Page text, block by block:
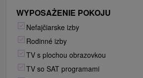
WYPOSAŻENIE POKOJU
Nefajčiarske izby
Rodinné izby
TV s plochou obrazovkou
TV so SAT programami